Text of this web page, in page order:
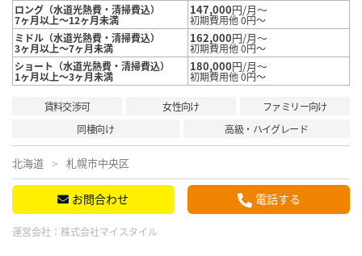
ロング（水道光熱費・清掃費込）
7ヶ月以上～12ヶ月未満
147,000円/月～
初期費用他 0円～
ミドル（水道光熱費・清掃費込）
3ヶ月以上～7ヶ月未満
162,000円/月～
初期費用他 0円～
ショート（水道光熱費・清掃費込）
1ヶ月以上～3ヶ月未満
180,000円/月～
初期費用他 0円～
賃料交渉可 女性向け
ファミリー向け
同棲向け
高級・ハイグレード
北海道 札幌市中央区
お問合わせ 電話する
運営会社： 株式会社マイスタイル